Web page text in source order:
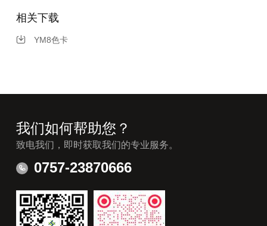
相关下载
YM8色卡
我们如何帮助您？
致电我们，即时获取我们的专业服务。
0757-23870666